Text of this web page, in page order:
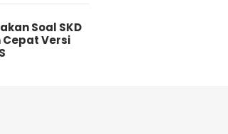
Soal SKD
Cepat Versi